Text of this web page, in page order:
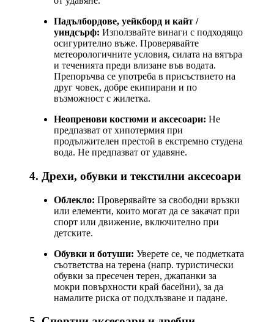
Падълбордове, уейкборд и кайт /
уиндсърф: Използвайте винаги с подходящо
осигурително въже. Проверявайте
метеорологичните условия, силата на вятъра
и теченията преди влизане във водата.
Препоръчва се употреба в присъствието на
друг човек, добре екипирани и по
възможност с жилетка.
Неопренови костюми и аксесоари: Не
предпазват от хипотермия при
продължителен престой в екстремно студена
вода. Не предпазват от удавяне.
4. Дрехи, обувки и текстилни аксесоари
Облекло: Проверявайте за свободни връзки
или елементи, които могат да се закачат при
спорт или движение, включително при
детските.
Обувки и ботуши: Уверете се, че подметката
съответства на терена (напр. туристически
обувки за пресечен терен, джапанки за
мокри повърхности край басейни), за да
намалите риска от подхлъзване и падане.